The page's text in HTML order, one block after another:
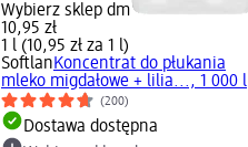
Wybierz sklep dm
10,95 zł
1 l (10,95 zł za 1 l)
SoftlanKoncentrat do płukania
mleko migdałowe + lilia..., 1 000 l
(200)
Dostawa dostępna